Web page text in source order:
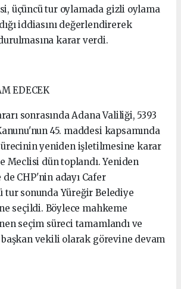
üçüncü tur oylamada gizli oylama
iddiasını değerlendirerek
karar verdi.
EDECEK
sonrasında Adana Valiliği, 5393
45. maddesi kapsamında
yeniden işletilmesine karar
Meclisi dün toplandı. Yeniden
CHP'nin adayı Cafer
tur sonunda Yüreğir Belediye
seçildi. Böylece mahkeme
seçim süreci tamamlandı ve
vekili olarak görevine devam